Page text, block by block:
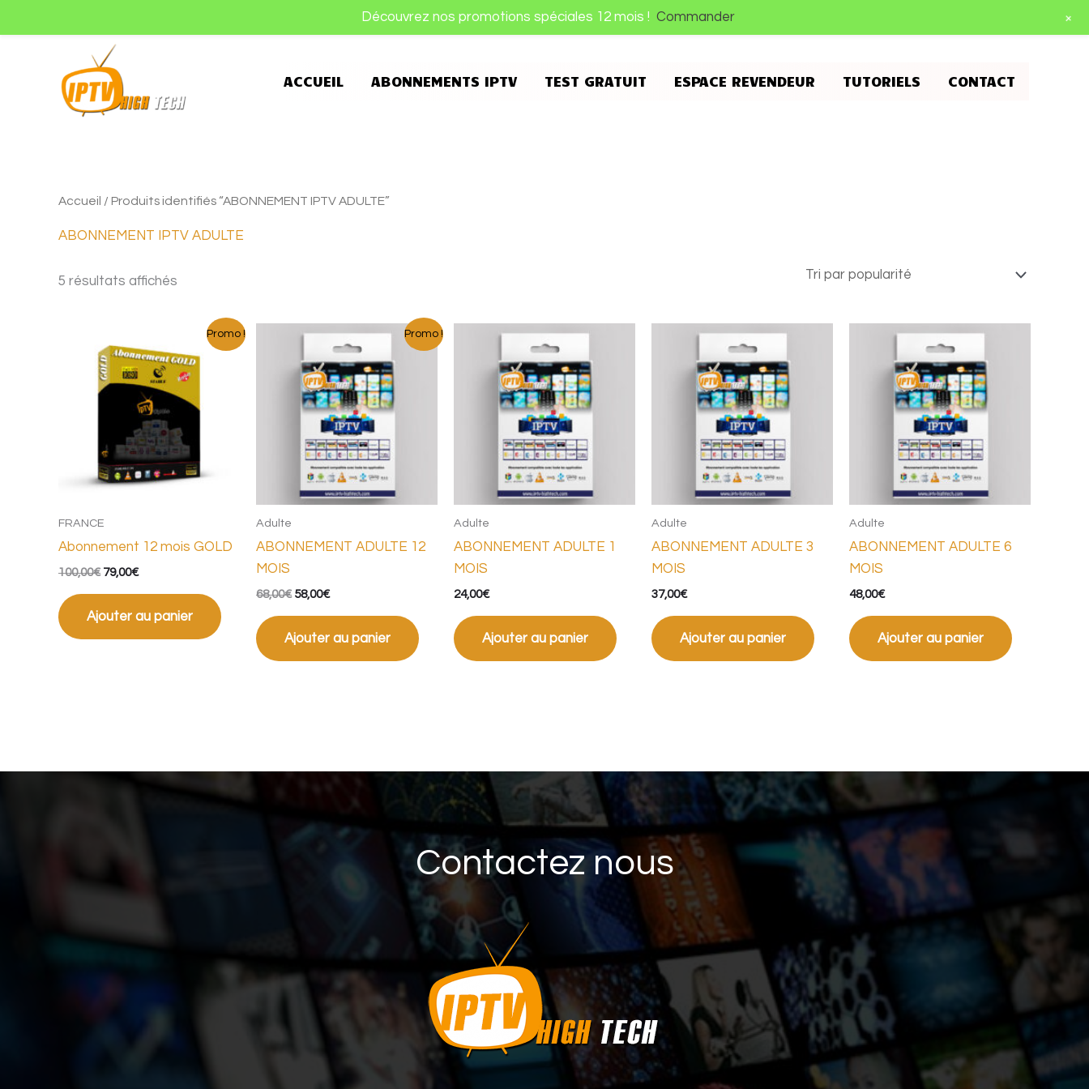
au
ACCUEIL ABONNEMENTS IPTV TEST GRATUIT ESPACE REVENDEUR TUTORIELS CONTACT
Accueil / Produits identifiés “ABONNEMENT IPTV ADULTE”
ABONNEMENT IPTV ADULTE
5 résultats affichés
Trié
par
Promo !
FRANCE
Abonnement 12 mois GOLD
100,00€
prix
initial
était :
100,00€.
79,00€
actuel
est :
79,00€.
Ajouter au panier
Promo !
Adulte
ABONNEMENT ADULTE 12
MOIS
68,00€
initial
était :
68,00€.
58,00€
prix
actuel
est :
58,00€.
Ajouter au panier
Adulte
ABONNEMENT ADULTE 1
MOIS
24,00€
Ajouter au panier
Adulte
ABONNEMENT ADULTE 3
MOIS
37,00€
Ajouter au panier
Adulte
ABONNEMENT ADULTE 6
MOIS
48,00€
Ajouter au panier
Contactez nous
Découvrez nos promotions spéciales 12 mois ! Commander +